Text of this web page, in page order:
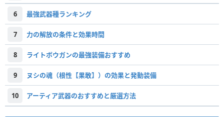
6 最強武器種ランキング
7 力の解放の条件と効果時間
8 ライトボウガンの最強装備おすすめ
9 ヌシの魂（根性【果敢】）の効果と発動装備
10 アーティア武器のおすすめと厳選方法